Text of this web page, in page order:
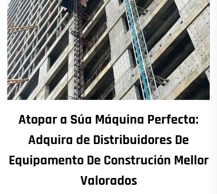
Atopar a Súa Máquina Perfecta:
Adquira de Distribuidores De
Equipamento De Construción Mellor
Valorados